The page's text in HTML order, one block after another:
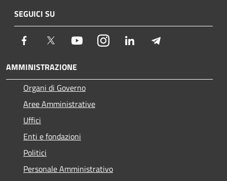
SEGUICI SU
Facebook Twitter YoutubeInstagram LinkedIn
AMMINISTRAZIONE
Organi di Governo
Aree Amministrative
Uffici
Enti e fondazioni
Politici
Personale Amministrativo